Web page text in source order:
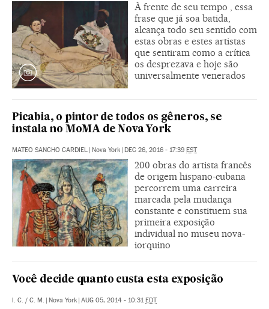
À frente de seu tempo , essa
frase que já soa batida,
alcança todo seu sentido com
estas obras e estes artistas
que sentiram como a crítica
os desprezava e hoje são
universalmente venerados
Picabia, o pintor de todos os gêneros, se
instala no MoMA de Nova York
MATEO SANCHO CARDIEL Nova York DEC 26, 2016 - 17:39 EST
200 obras do artista francês
de origem hispano-cubana
percorrem uma carreira
marcada pela mudança
constante e constituem sua
primeira exposição
individual no museu nova-
iorquino
Você decide quanto custa esta exposição
I. C. / C. M. Nova York AUG 05, 2014 - 10:31 EDT